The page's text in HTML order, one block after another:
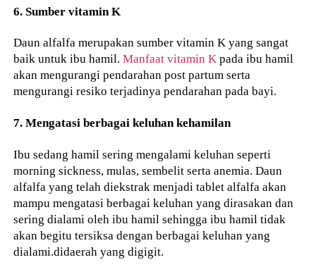
6. Sumber vitamin K
Daun alfalfa merupakan sumber vitamin K yang sangat
baik untuk ibu hamil.Manfaat vitamin K pada ibu hamil
akan mengurangi pendarahan post partum serta
mengurangi resiko terjadinya pendarahan pada bayi.
7. Mengatasi berbagai keluhan kehamilan
Ibu sedang hamil sering mengalami keluhan seperti
morning sickness, mulas, sembelit serta anemia. Daun
alfalfa yang telah diekstrak menjadi tablet alfalfa akan
mampu mengatasi berbagai keluhan yang dirasakan dan
sering dialami oleh ibu hamil sehingga ibu hamil tidak
akan begitu tersiksa dengan berbagai keluhan yang
dialami.didaerah yang digigit.